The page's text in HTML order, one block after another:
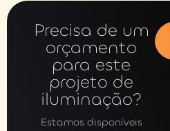
Precisa de um
orçamento
para este
projeto de
iluminação?
Estamos disponíveis